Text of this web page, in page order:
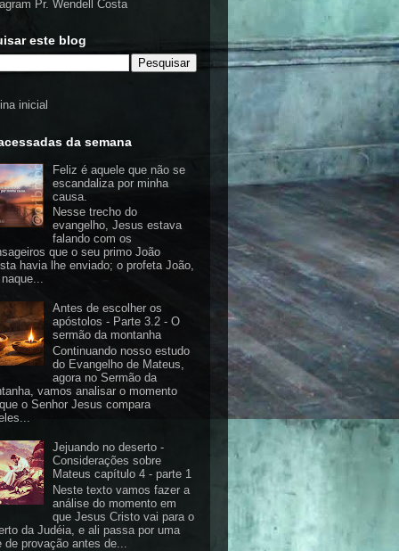
Pr. Wendell Costa
este blog
inicial
da semana
Feliz é aquele que não se
escandaliza por minha
causa.
Nesse trecho do
evangelho, Jesus estava
falando com os
que o seu primo João
havia lhe enviado; o profeta João,
Antes de escolher os
apóstolos - Parte 3.2 - O
sermão da montanha
Continuando nosso estudo
do Evangelho de Mateus,
agora no Sermão da
vamos analisar o momento
o Senhor Jesus compara
Jejuando no deserto -
Considerações sobre
Mateus capítulo 4 - parte 1
Neste texto vamos fazer a
análise do momento em
que Jesus Cristo vai para o
da Judéia, e ali passa por uma
de provação antes de...